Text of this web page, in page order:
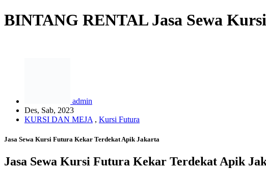
BINTANG RENTAL Jasa Sewa
admin
Des, Sab, 2023
KURSI DAN MEJA , Kursi Futura
Jasa Sewa Kursi Futura Kekar Terdekat Apik Jakarta
Jasa Sewa Kursi Futura Kekar Terdekat Apik